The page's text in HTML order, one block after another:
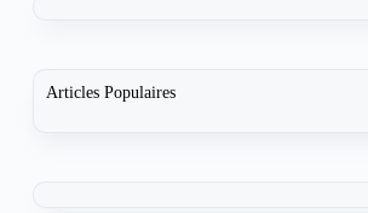
Articles Populaires